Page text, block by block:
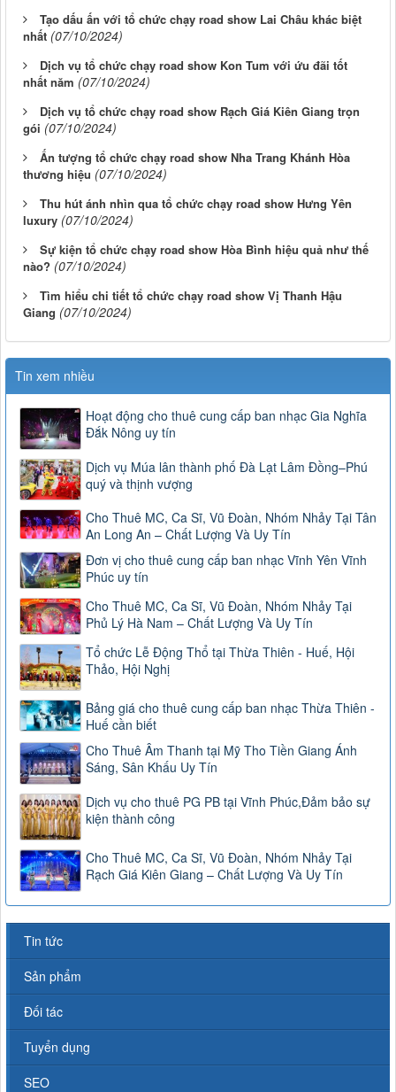
Tạo dấu ấn với tổ chức chạy road show Lai Châu khác biệt
nhất (07/10/2024)
Dịch vụ tổ chức chạy road show Kon Tum với ứu đãi tốt
nhất năm (07/10/2024)
Dịch vụ tổ chức chạy road show Rạch Giá Kiên Giang trọn
gói (07/10/2024)
Ấn tượng tổ chức chạy road show Nha Trang Khánh Hòa
thương hiệu (07/10/2024)
Thu hút ánh nhìn qua tổ chức chạy road show Hưng Yên
luxury (07/10/2024)
Sự kiện tổ chức chạy road show Hòa Bình hiệu quả như thế
nào? (07/10/2024)
Tìm hiểu chi tiết tổ chức chạy road show Vị Thanh Hậu
Giang (07/10/2024)
Tin xem nhiều
Hoạt động cho thuê cung cấp ban nhạc Gia Nghĩa
Đắk Nông uy tín
Dịch vụ Múa lân thành phố Đà Lạt Lâm Đồng–Phú
quý và thịnh vượng
Cho Thuê MC, Ca Sĩ, Vũ Đoàn, Nhóm Nhảy Tại Tân
An Long An – Chất Lượng Và Uy Tín
Đơn vị cho thuê cung cấp ban nhạc Vĩnh Yên Vĩnh
Phúc uy tín
Cho Thuê MC, Ca Sĩ, Vũ Đoàn, Nhóm Nhảy Tại
Phủ Lý Hà Nam – Chất Lượng Và Uy Tín
Tổ chức Lễ Động Thổ tại Thừa Thiên - Huế, Hội
Thảo, Hội Nghị
Bảng giá cho thuê cung cấp ban nhạc Thừa Thiên -
Huế cần biết
Cho Thuê Âm Thanh tại Mỹ Tho Tiền Giang Ánh
Sáng, Sân Khấu Uy Tín
Dịch vụ cho thuê PG PB tại Vĩnh Phúc,Đảm bảo sự
kiện thành công
Cho Thuê MC, Ca Sĩ, Vũ Đoàn, Nhóm Nhảy Tại
Rạch Giá Kiên Giang – Chất Lượng Và Uy Tín
Tin tức
Sản phẩm
Đối tác
Tuyển dụng
SEO